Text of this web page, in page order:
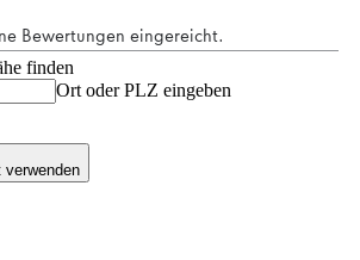
finden
Ort oder PLZ eingeben